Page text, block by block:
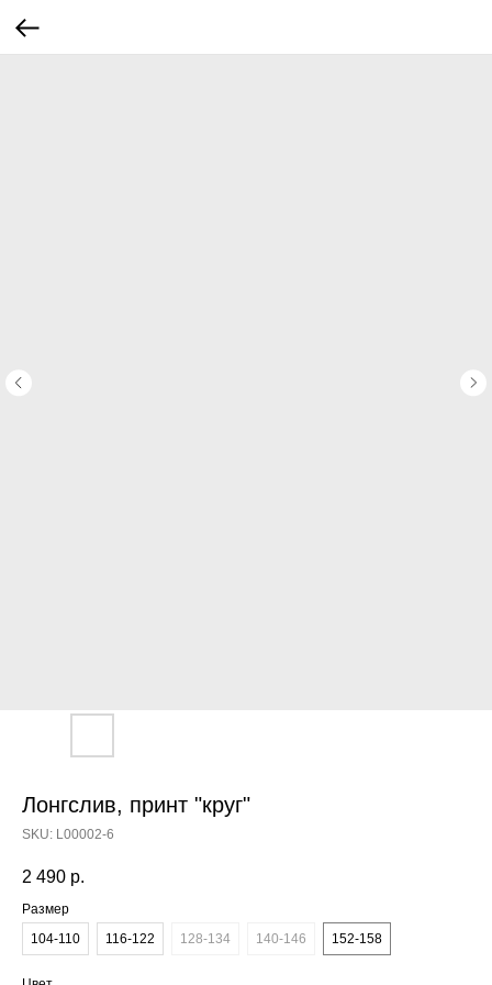
Лонгслив, принт "круг"
SKU: L00002-6
2 490 р.
Размер
104-110
116-122 128-134 140-146 152-158